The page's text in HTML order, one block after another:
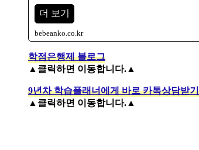
더 보기
bebeanko.co.kr
학점은행제 블로그
▲클릭하면 이동합니다.▲
9년차 학습플래너에게 바로 카톡상담받기
▲클릭하면 이동합니다.▲